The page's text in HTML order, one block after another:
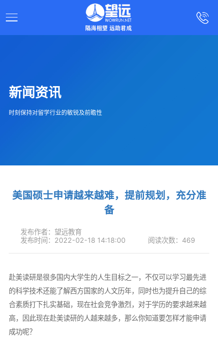
新闻资讯
时刻保持对留学行业的敏锐及前瞻性
美国硕士申请越来越难，提前规划，充分准
备
发布作者：望远教育
发布时间：2022-02-18 14:18:00
阅读次数：469
赴美读研是很多国内大学生的人生目标之一，不仅可以学习最先进
的科学技术还能了解西方国家的人文历年，同时也为提升自己的综
合素质打下扎实基础，现在社会竞争激烈，对于学历的要求越来越
高，因此现在赴美读研的人越来越多，那么你知道要怎样才能申请
成功呢？